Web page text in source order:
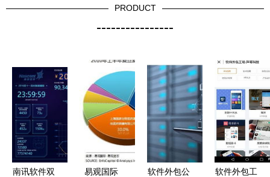
PRODUCT
----------------
南讯软件双
易观国际
软件外包公
软件外包工